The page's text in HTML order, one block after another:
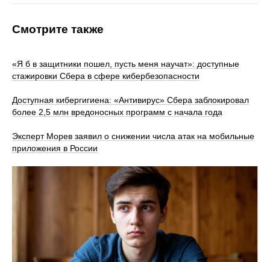
Смотрите также
«Я б в защитники пошел, пусть меня научат»: доступные
стажировки Сбера в сфере кибербезопасности
Доступная кибергигиена: «Антивирус» Сбера заблокировал
более 2,5 млн вредоносных программ с начала года
Эксперт Морев заявил о снижении числа атак на мобильные
приложения в России